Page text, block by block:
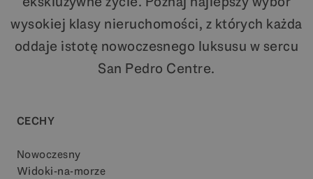
wysokiej klasy nieruchomości, z których każda
oddaje istotę nowoczesnego luksusu w sercu
San Pedro Centre.
CECHY
Nowoczesny
Widoki-na-morze